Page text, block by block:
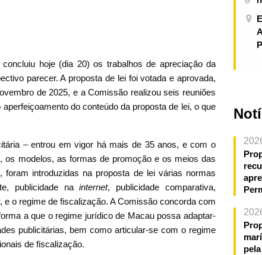
hoje (dia 20) os trabalhos de apreciação da
parecer. A proposta de lei foi votada e aprovada,
de 2025, e a Comissão realizou seis reuniões
do conteúdo da proposta de lei, o que
– entrou em vigor há mais de 35 anos, e com o
os modelos, as formas de promoção e os meios das
introduzidas na proposta de lei várias normas
publicidade nainternet, publicidade comparativa,
, e o regime de fiscalização. A Comissão concorda com
a que o regime jurídico de Macau possa adaptar-
publicitárias, bem como articular-se com o regime
de fiscalização.